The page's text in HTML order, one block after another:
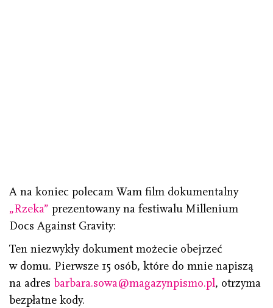
A na koniec polecam Wam film dokumentalny
„Rzeka” prezentowany na festiwalu Millenium
Docs Against Gravity:
Ten niezwykły dokument możecie obejrzeć
w domu. Pierwsze 15 osób, które do mnie napiszą
na adres barbara.sowa@magazynpismo.pl, otrzyma
bezpłatne kody.